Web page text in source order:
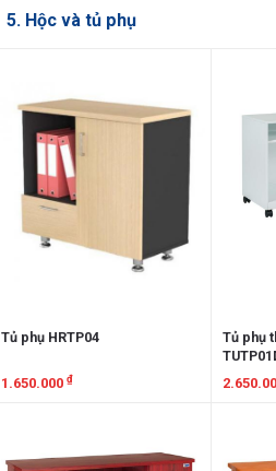
5. Hộc và tủ phụ
Tủ phụ HRTP04
1.650.000 ₫
Tủ phụ